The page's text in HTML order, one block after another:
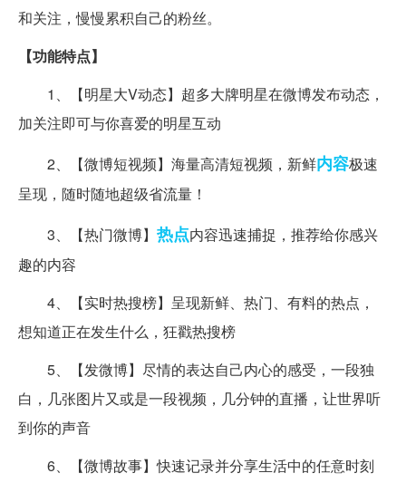
和关注，慢慢累积自己的粉丝。
【功能特点】
1、【明星大V动态】超多大牌明星在微博发布动态，
加关注即可与你喜爱的明星互动
2、【微博短视频】海量高清短视频，新鲜内容极速
呈现，随时随地超级省流量！
3、【热门微博】 热点内容迅速捕捉，推荐给你感兴
趣的内容
4、【实时热搜榜】呈现新鲜、热门、有料的热点，
想知道正在发生什么，狂戳热搜榜
5、【发微博】尽情的表达自己内心的感受，一段独
白，几张图片又或是一段视频，几分钟的直播，让世界听
到你的声音
6、【微博故事】快速记录并分享生活中的任意时刻